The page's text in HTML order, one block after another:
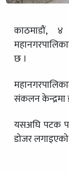
काठमाडौं,
छ ।
संकलन केन्द्रमा
यसअघि पटक
डोजर